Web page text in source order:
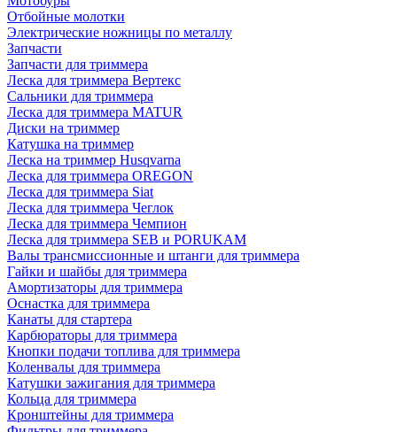
Отбойные молотки
Электрические ножницы по металлу
Запчасти
Запчасти для триммера
Леска для триммера Вертекс
Сальники для триммера
Леска для триммера MATUR
Диски на триммер
Катушка на триммер
Леска на триммер Husqvarna
Леска для триммера OREGON
Леска для триммера Siat
Леска для триммера Чеглок
Леска для триммера Чемпион
Леска для триммера SEB и PORUKAM
Валы трансмиссионные и штанги для триммера
Гайки и шайбы для триммера
Амортизаторы для триммера
Оснастка для триммера
Канаты для стартера
Карбюраторы для триммера
Кнопки подачи топлива для триммера
Коленвалы для триммера
Катушки зажигания для триммера
Кольца для триммера
Кронштейны для триммера